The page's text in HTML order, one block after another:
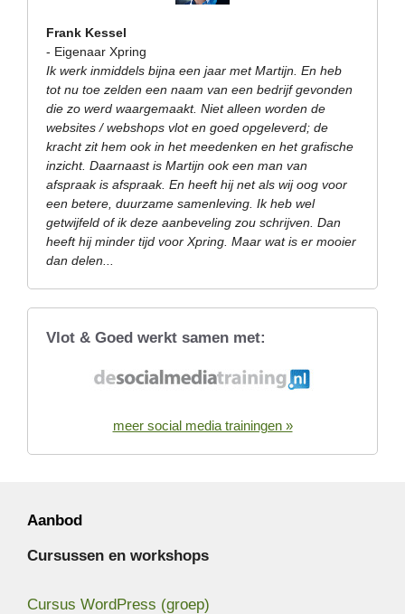
Frank Kessel
- Eigenaar Xpring
Ik werk inmiddels bijna een jaar met Martijn. En heb
tot nu toe zelden een naam van een bedrijf gevonden
die zo werd waargemaakt. Niet alleen worden de
websites / webshops vlot en goed opgeleverd; de
kracht zit hem ook in het meedenken en het grafische
inzicht. Daarnaast is Martijn ook een man van
afspraak is afspraak. En heeft hij net als wij oog voor
een betere, duurzame samenleving. Ik heb wel
getwijfeld of ik deze aanbeveling zou schrijven. Dan
heeft hij minder tijd voor Xpring. Maar wat is er mooier
dan delen...
Vlot & Goed werkt samen met:
meer social media trainingen »
Aanbod
Cursussen en workshops
Cursus WordPress (groep)